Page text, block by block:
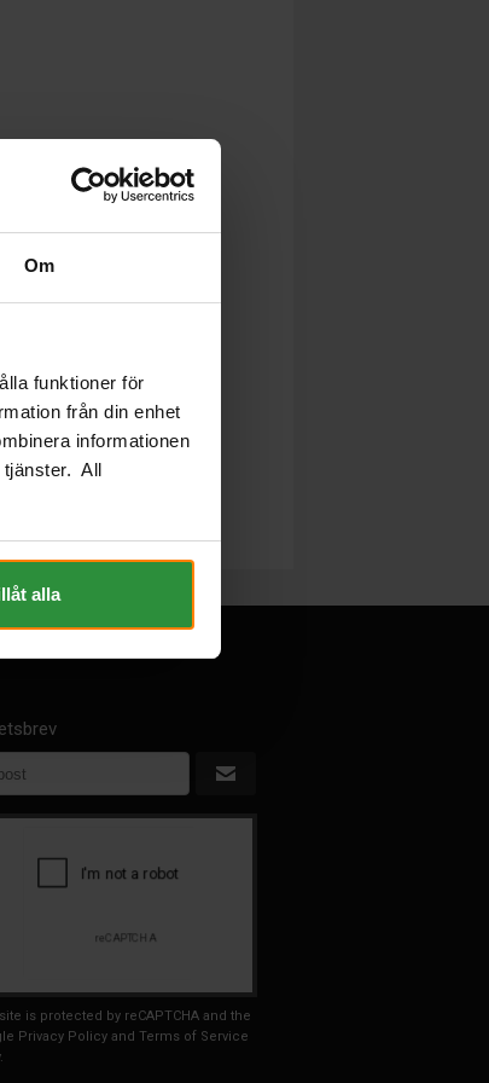
Om
funktioner för
från din enhet
informationen
tjänster. All
alla
is protected by reCAPTCHA and the
Privacy Policyand Terms of Service